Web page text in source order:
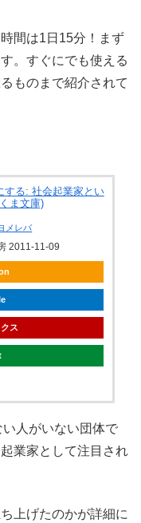
間は1日15分！まず
。すぐにでも使える
ものまで紹介されて
する: 社会起業家とい
ま文庫)
メレバ
2011-11-09
ス
人がいない団体で
業家として注目され
上げたのかが詳細に